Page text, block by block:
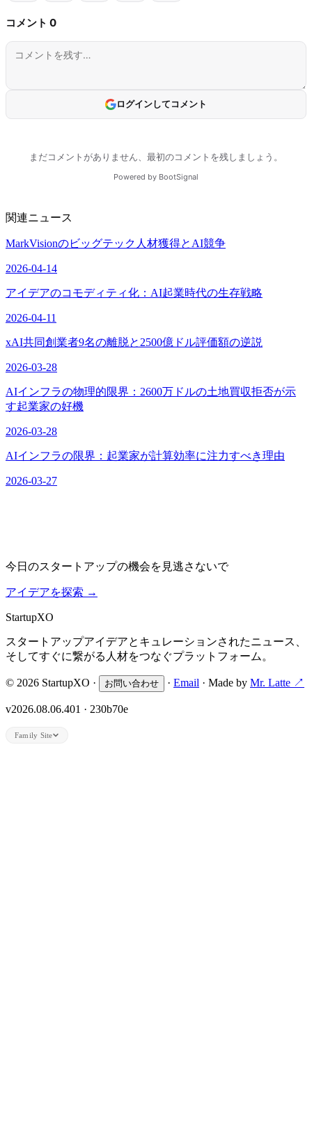
関連ニュース
MarkVisionのビッグテック人材獲得とAI競争
2026-04-14
アイデアのコモディティ化：AI起業時代の生存戦略
2026-04-11
xAI共同創業者9名の離脱と2500億ドル評価額の逆説
2026-03-28
AIインフラの物理的限界：2600万ドルの土地買収拒否が示
す起業家の好機
2026-03-28
AIインフラの限界：起業家が計算効率に注力すべき理由
2026-03-27
今日のスタートアップの機会を見逃さないで
アイデアを探索 →
StartupXO
スタートアップアイデアとキュレーションされたニュース、
そしてすぐに繋がる人材をつなぐプラットフォーム。
© 2026 StartupXO · お問い合わせ · Email · Made by Mr. Latte ↗
v2026.08.06.401 · 230b70e
Family Site